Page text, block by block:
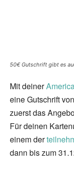
50€ Gutschrift gibt es
Mit deiner
eine Gutschrift
zuerst das
Für deinen
einem der
dann bis zum